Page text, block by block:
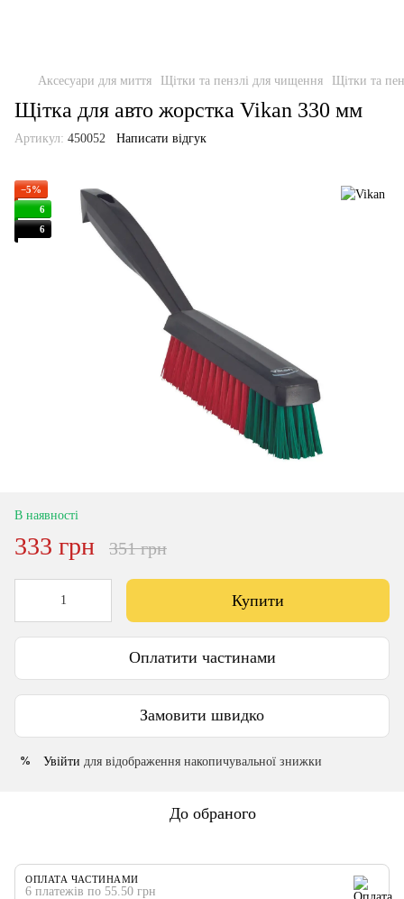
Аксесуари для миття Щітки та пензлі для чищення Щітки та
Щітка для авто жорстка Vikan 330 мм
Артикул: 450052 Написати відгук
−5%
6
6
В наявності
333 грн 351 грн
Купити
Оплатити частинами
Замовити швидко
% Увійти для відображення накопичувальної знижки
До обраного
ОПЛАТА ЧАСТИНАМИ
6 платежів по 55.50 грн